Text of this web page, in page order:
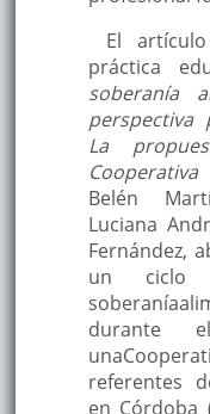
El
práctica
soberanía
perspectiva
La
Belén
Luciana
Fernández,
un ciclo
soberanía
durante
una
referentes
en Córdoba